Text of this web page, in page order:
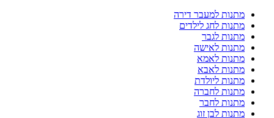
מתנות למעבר דירה
מתנות לחג לילדים
מתנות לגבר
מתנות לאישה
מתנות לאמא
מתנות לאבא
מתנות ליולדת
מתנות לחברה
מתנות לחבר
מתנות לבן זוג